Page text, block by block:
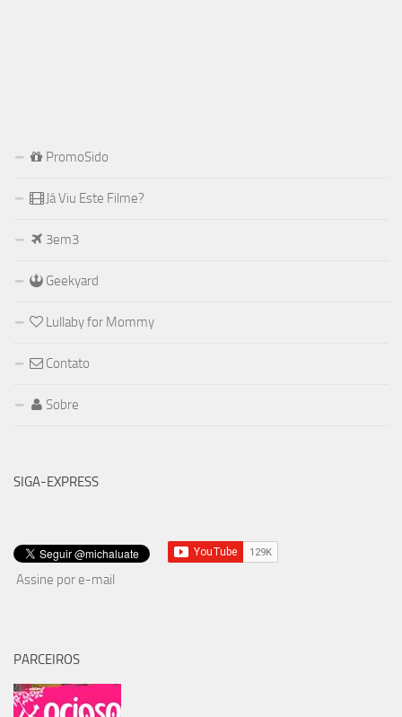
PromoSido
Já Viu Este Filme?
3em3
Geekyard
Lullaby for Mommy
Contato
Sobre
SIGA-EXPRESS
Assine por e-mail
PARCEIROS